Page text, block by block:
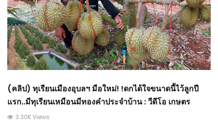
(คลิป) ทุเรียนเมืองอุบลฯ มือใหม่! !ดกได้ใจขนาดนี้ไว้ลูกปี
แรก..มีทุเรียนเหมือนมีทองคำประจำบ้าน : วีดีโอ เกษตร
3.30K Views